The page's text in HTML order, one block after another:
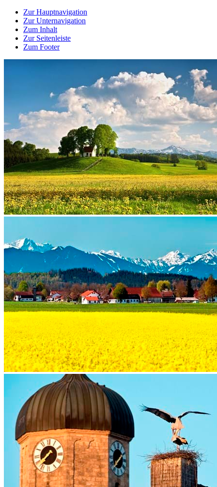
Zur Hauptnavigation
Zur Unternavigation
Zum Inhalt
Zur Seitenleiste
Zum Footer